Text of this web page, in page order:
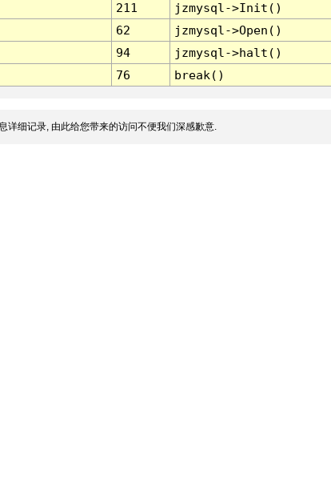
211
jzmysql->Init()
62
jzmysql->Open()
94
jzmysql->halt()
76 break()
详细记录, 由此给您带来的访问不便我们深感歉意.